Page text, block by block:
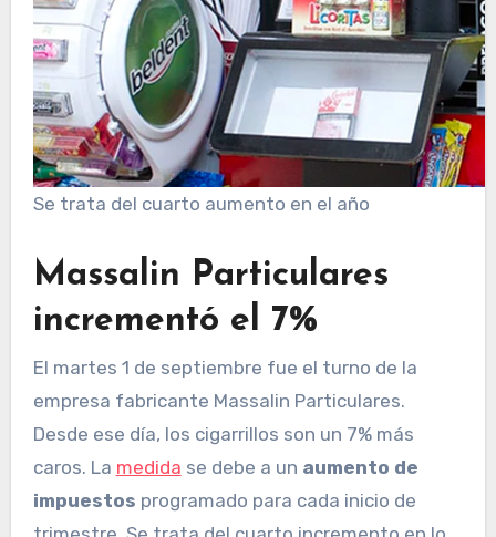
Se trata del cuarto aumento en el año
Massalin Particulares
incrementó el 7%
El martes 1 de septiembre fue el turno de la
empresa fabricante Massalin Particulares.
Desde ese día, los cigarrillos son un 7% más
caros. La medida se debe a un aumento de
impuestos programado para cada inicio de